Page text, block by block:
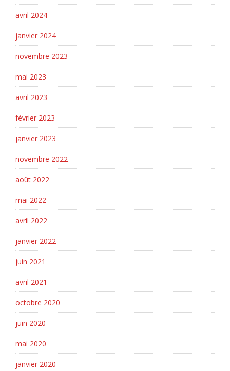
avril 2024
janvier 2024
novembre 2023
mai 2023
avril 2023
février 2023
janvier 2023
novembre 2022
août 2022
mai 2022
avril 2022
janvier 2022
juin 2021
avril 2021
octobre 2020
juin 2020
mai 2020
janvier 2020